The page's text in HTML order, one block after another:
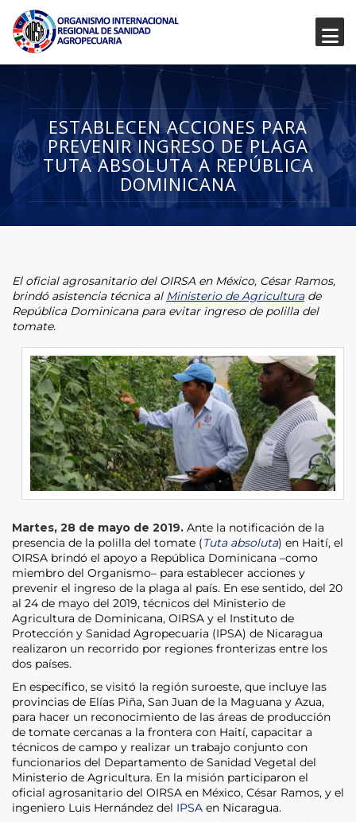
ESTABLECEN ACCIONES PARA
PREVENIR INGRESO DE PLAGA
TUTA ABSOLUTA A REPÚBLICA
DOMINICANA
El oficial agrosanitario del OIRSA en México, César Ramos,
brindó asistencia técnica al Ministerio de Agriculturade
República Dominicana para evitar ingreso de polilla del
tomate.
Martes, 28 de mayo de 2019. Ante la notificación de la
presencia de la polilla del tomate (Tuta absoluta) en Haití, el
OIRSA brindó el apoyo a República Dominicana –como
miembro del Organismo– para establecer acciones y
prevenir el ingreso de la plaga al país. En ese sentido, del 20
al 24 de mayo del 2019, técnicos del Ministerio de
Agricultura de Dominicana, OIRSA y el Instituto de
Protección y Sanidad Agropecuaria (IPSA) de Nicaragua
realizaron un recorrido por regiones fronterizas entre los
dos países.
En específico, se visitó la región suroeste, que incluye las
provincias de Elías Piña, San Juan de la Maguana y Azua,
para hacer un reconocimiento de las áreas de producción
de tomate cercanas a la frontera con Haití, capacitar a
técnicos de campo y realizar un trabajo conjunto con
funcionarios del Departamento de Sanidad Vegetal del
Ministerio de Agricultura. En la misión participaron el
oficial agrosanitario del OIRSA en México, César Ramos, y el
ingeniero Luis Hernández del IPSA en Nicaragua.